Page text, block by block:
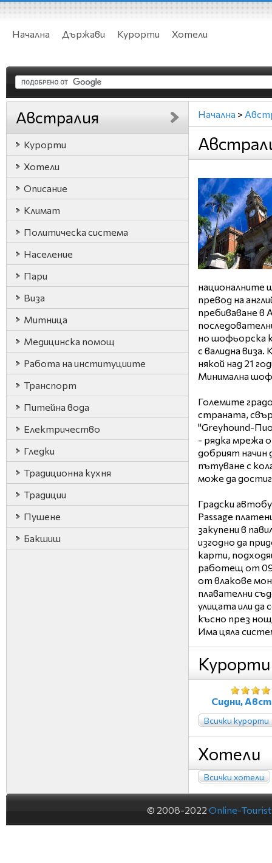
Начална Държави Курорти Хотели
Австралия
Курорти
Хотели
Описание
Климат
Политическа система
Население
Пари
Виза
Митница
Медицинска помощ
Работа на институциите
Транспорт
Питейна вода
Електричество
Гледки
Традиционна кухня
Традиции
Пушене
Бакшиш
Начална >
националните
превод на
пребиваване в
но шофьорска
с валидна
някой над 21
Минимална
Големите
страната,
"Greyhound-
- рядка мрежа
добрият начин
пътуване с
може да
Градски
Passage
закупени в
изгодно да
карти,
работещ от
от влакове
плавателни
улицата или
късно през
Има цяла
Курорти
Сидни,
Всички курорти
Хотели
Всички хотели
© 2008-2022 Online-